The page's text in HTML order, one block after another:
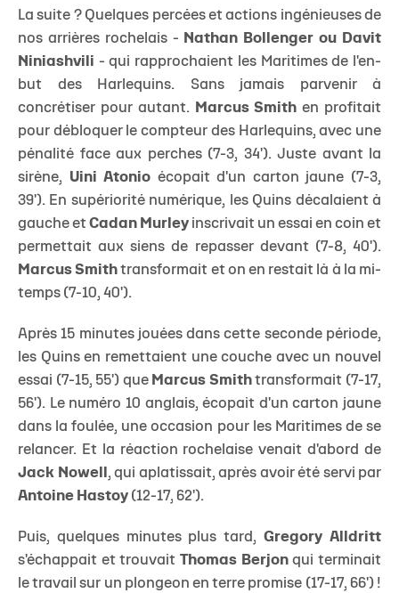
La suite ? Quelques percées et actions ingénieuses de
nos arrières rochelais - Nathan Bollenger ou Davit
Niniashvili - qui rapprochaient les Maritimes de l'en-
but des Harlequins. Sans jamais parvenir à
concrétiser pour autant. Marcus Smithen profitait
pour débloquer le compteur des Harlequins, avec une
pénalité face aux perches (7-3, 34'). Juste avant la
sirène, Uini Atonio écopait d'un carton jaune (7-3,
39'). En supériorité numérique, les Quins décalaient à
gauche et Cadan Murley inscrivait un essai en coin et
permettait aux siens de repasser devant (7-8, 40').
Marcus Smith transformait et on en restait là à la mi-
temps (7-10, 40').
Après 15 minutes jouées dans cette seconde période,
les Quins en remettaient une couche avec un nouvel
essai (7-15, 55') que Marcus Smithtransformait (7-17,
56'). Le numéro 10 anglais, écopait d'un carton jaune
dans la foulée, une occasion pour les Maritimes de se
relancer. Et la réaction rochelaise venait d'abord de
Jack Nowell , qui aplatissait, après avoir été servi par
Antoine Hastoy (12-17, 62').
Puis, quelques minutes plus tard,Gregory Alldritt
s'échappait et trouvait
Thomas Berjonqui terminait
le travail sur un plongeon en terre promise (17-17, 66') !